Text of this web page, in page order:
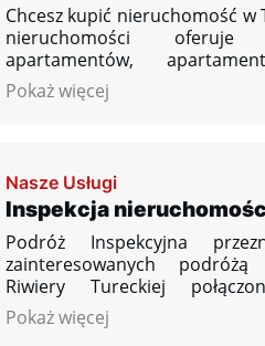
Chcesz kupić nieruchomość w
nieruchomości
apartamentów,
apartamentów do
Oferujemy oferty
temat zakupu
przeprowadzki do Turcji.
Pokaż więcej
Nasze Usługi
Inspekcja
Podróż Inspekcyjna
zainteresowanych
Riwiery Tureckiej
nieruchomości, z
porównania większej
Pokaż więcej